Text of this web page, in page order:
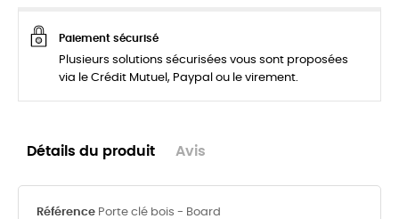
Paiement sécurisé
Plusieurs solutions sécurisées vous sont proposées
via le Crédit Mutuel, Paypal ou le virement.
Détails du produit Avis
Référence Porte clé bois - Board